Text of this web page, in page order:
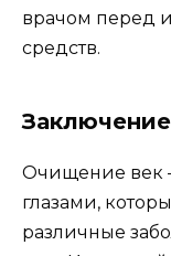
врачом перед
средств.
Заключение
Очищение век
глазами,
различные